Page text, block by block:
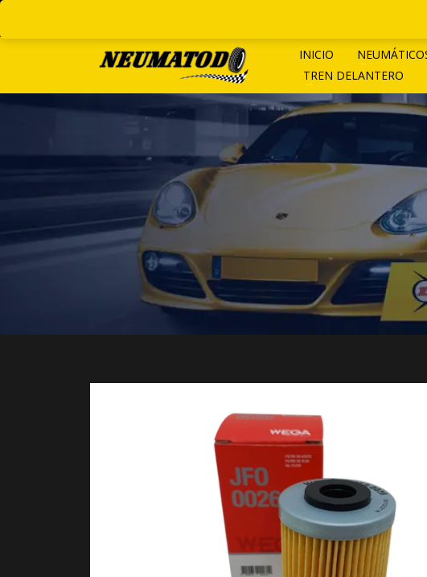
INICIO
TREN DELANTERO